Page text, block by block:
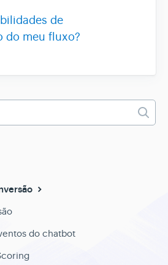
Assistente AI
de
do meu fluxo?
do chatbot